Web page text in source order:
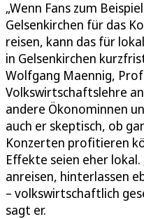
„Wenn Fans zum
Gelsenkirchen für das
reisen, kann das für
in Gelsenkirchen
Wolfgang Maennig,
Volkswirtschaftslehre
andere Ökonominnen
auch er skeptisch, ob
Konzerten profitieren
Effekte seien eher lokal.
anreisen, hinterlassen
– volkswirtschaftlich
sagt er.